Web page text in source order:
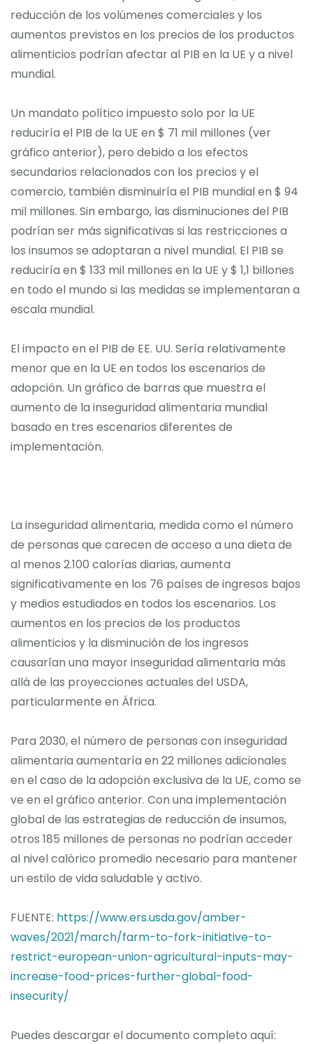
reducción de los volúmenes comerciales y los
aumentos previstos en los precios de los productos
alimenticios podrían afectar al PIB en la UE y a nivel
mundial.
Un mandato político impuesto solo por la UE
reduciría el PIB de la UE en $ 71 mil millones (ver
gráfico anterior), pero debido a los efectos
secundarios relacionados con los precios y el
comercio, también disminuiría el PIB mundial en $ 94
mil millones. Sin embargo, las disminuciones del PIB
podrían ser más significativas si las restricciones a
los insumos se adoptaran a nivel mundial. El PIB se
reduciría en $ 133 mil millones en la UE y $ 1,1 billones
en todo el mundo si las medidas se implementaran a
escala mundial.
El impacto en el PIB de EE. UU. Sería relativamente
menor que en la UE en todos los escenarios de
adopción. Un gráfico de barras que muestra el
aumento de la inseguridad alimentaria mundial
basado en tres escenarios diferentes de
implementación.
La inseguridad alimentaria, medida como el número
de personas que carecen de acceso a una dieta de
al menos 2.100 calorías diarias, aumenta
significativamente en los 76 países de ingresos bajos
y medios estudiados en todos los escenarios. Los
aumentos en los precios de los productos
alimenticios y la disminución de los ingresos
causarían una mayor inseguridad alimentaria más
allá de las proyecciones actuales del USDA,
particularmente en África.
Para 2030, el número de personas con inseguridad
alimentaria aumentaría en 22 millones adicionales
en el caso de la adopción exclusiva de la UE, como se
ve en el gráfico anterior. Con una implementación
global de las estrategias de reducción de insumos,
otros 185 millones de personas no podrían acceder
al nivel calórico promedio necesario para mantener
un estilo de vida saludable y activo.
FUENTE: https://www.ers.usda.gov/amber-
waves/2021/march/farm-to-fork-initiative-to-
restrict-european-union-agricultural-inputs-may-
increase-food-prices-further-global-food-
insecurity/
Puedes descargar el documento completo aquí: